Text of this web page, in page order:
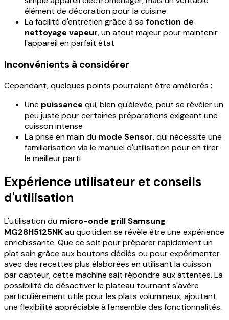
élément de décoration pour la cuisine
La facilité d'entretien grâce à safonction de
nettoyage vapeur, un atout majeur pour maintenir
l'appareil en parfait état
Inconvénients à considérer
Cependant, quelques points pourraient être améliorés :
Une puissance qui, bien qu'élevée, peut se révéler un
peu juste pour certaines préparations exigeant une
cuisson intense
La prise en main du mode Sensor, qui nécessite une
familiarisation via le manuel d'utilisation pour en tirer
le meilleur parti
Expérience utilisateur et conseils
d'utilisation
L'utilisation du micro-onde grill Samsung
MG28H5125NKau quotidien se révèle être une expérience
enrichissante. Que ce soit pour préparer rapidement un
plat sain grâce aux boutons dédiés ou pour expérimenter
avec des recettes plus élaborées en utilisant la cuisson
par capteur, cette machine sait répondre aux attentes. La
possibilité de désactiver le plateau tournant s'avère
particulièrement utile pour les plats volumineux, ajoutant
une flexibilité appréciable à l'ensemble des fonctionnalités.